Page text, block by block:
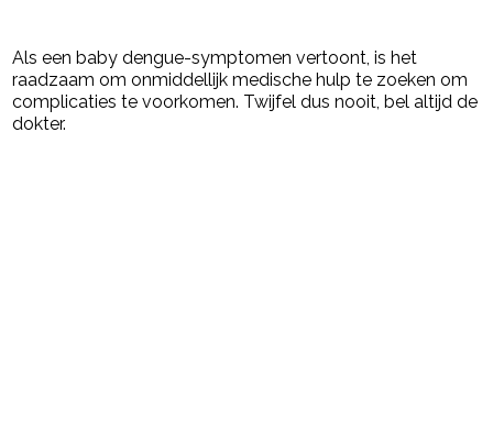
Als een baby dengue-symptomen vertoont, is het
raadzaam om onmiddellijk medische hulp te zoeken om
complicaties te voorkomen. Twijfel dus nooit, bel altijd de
dokter.